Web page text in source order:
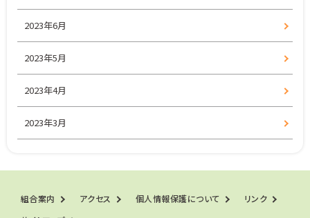
2023年6月
2023年5月
2023年4月
2023年3月
組合案内 アクセス 個人情報保護について
リンク